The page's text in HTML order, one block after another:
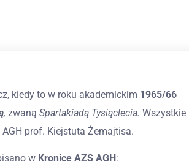
kiedy to w roku akademickim 1965/66
, zwaną Spartakiadą Tysiąclecia. Wszystkie
prof. Kiejstuta Żemajtisa.
w Kronice AZS AGH :